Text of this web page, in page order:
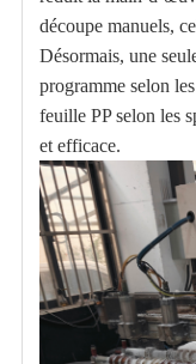
découpe manuels,
Désormais, une
programme selon
feuille PP selon les
et efficace.